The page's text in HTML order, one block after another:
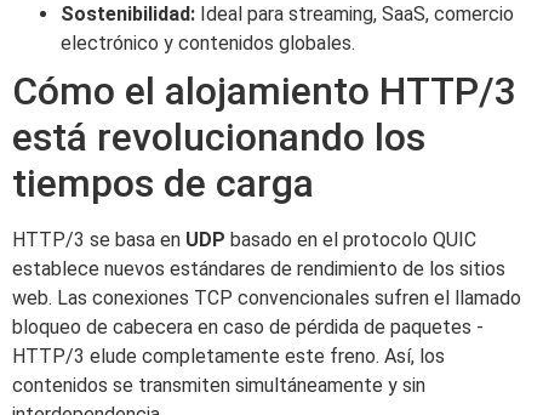
Sostenibilidad: Ideal para streaming, SaaS, comercio
electrónico y contenidos globales.
Cómo el alojamiento HTTP/3
está revolucionando los
tiempos de carga
HTTP/3 se basa en UDP basado en el protocolo QUIC
establece nuevos estándares de rendimiento de los sitios
web. Las conexiones TCP convencionales sufren el llamado
bloqueo de cabecera en caso de pérdida de paquetes -
HTTP/3 elude completamente este freno. Así, los
contenidos se transmiten simultáneamente y sin